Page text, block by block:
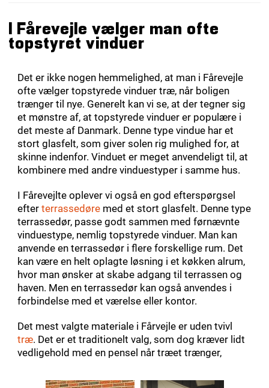
I Fårevejle vælger man ofte
topstyret vinduer
Det er ikke nogen hemmelighed, at man i Fårevejle
ofte vælger topstyrede vinduer træ, når boligen
trænger til nye. Generelt kan vi se, at der tegner sig
et mønstre af, at topstyrede vinduer er populære i
det meste af Danmark. Denne type vindue har et
stort glasfelt, som giver solen rig mulighed for, at
skinne indenfor. Vinduet er meget anvendeligt til, at
kombinere med andre vinduestyper i samme hus.
I Fårevejlte oplever vi også en god efterspørgsel
efter terrassedøre med et stort glasfelt. Denne type
terrassedør, passe godt sammen med førnævnte
vinduestype, nemlig topstyrede vinduer. Man kan
anvende en terrassedør i flere forskellige rum. Det
kan være en helt oplagte løsning i et køkken alrum,
hvor man ønsker at skabe adgang til terrassen og
haven. Men en terrassedør kan også anvendes i
forbindelse med et værelse eller kontor.
Det mest valgte materiale i Fårvejle er uden tvivl
træ. Det er et traditionelt valg, som dog kræver lidt
vedligehold med en pensel når træet trænger,